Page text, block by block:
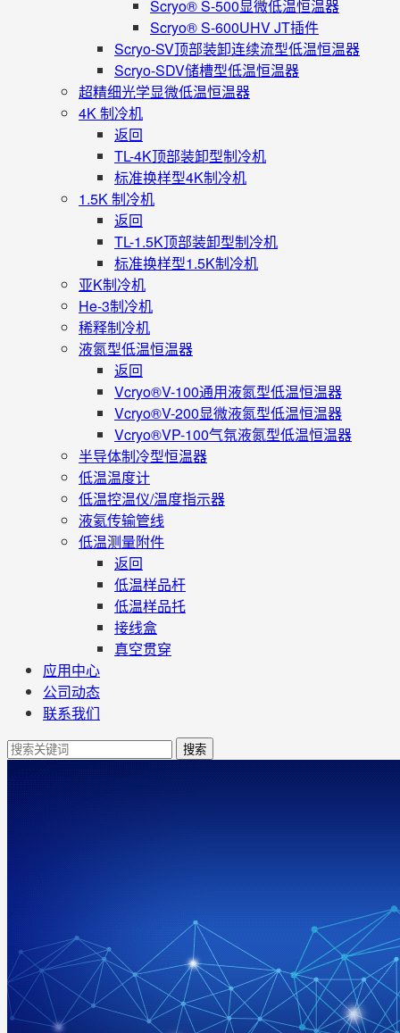
Scryo® S-500显微低温恒温器
Scryo® S-600UHV JT插件
Scryo-SV顶部装卸连续流型低温恒温器
Scryo-SDV储槽型低温恒温器
超精细光学显微低温恒温器
4K 制冷机
返回
TL-4K顶部装卸型制冷机
标准换样型4K制冷机
1.5K 制冷机
返回
TL-1.5K顶部装卸型制冷机
标准换样型1.5K制冷机
亚K制冷机
He-3制冷机
稀释制冷机
液氮型低温恒温器
返回
Vcryo®V-100通用液氮型低温恒温器
Vcryo®V-200显微液氮型低温恒温器
Vcryo®VP-100气氛液氮型低温恒温器
半导体制冷型恒温器
低温温度计
低温控温仪/温度指示器
液氦传输管线
低温测量附件
返回
低温样品杆
低温样品托
接线盒
真空贯穿
应用中心
公司动态
联系我们
搜索